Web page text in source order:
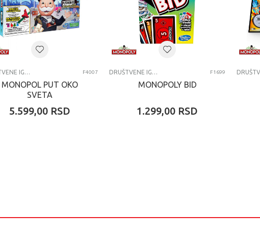
DRUŠTVENE IGRE F4007
MONOPOL PUT OKO
SVETA
5.599,00 RSD
DRUŠTVENE IGRE F1699
MONOPOLY BID
1.299,00 RSD